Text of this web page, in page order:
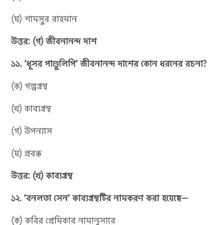
(ঘ) শামসুর রাহমান
উত্তর: (গ) জীবনানন্দ দাশ
১১. ‘ধূসর পাণ্ডুলিপি’ জীবনানন্দ দাশের কোন ধরনের রচনা?
(ক) গল্পগ্রন্থ
(খ) কাব্যগ্রন্থ
(গ) উপন্যাস
(ঘ) প্রবন্ধ
উত্তর: (খ) কাব্যগ্রন্থ
১২. ‘বনলতা সেন’ কাব্যগ্রন্থটির নামকরণ করা হয়েছে—
(ক) কবির প্রেমিকার নামানুসারে